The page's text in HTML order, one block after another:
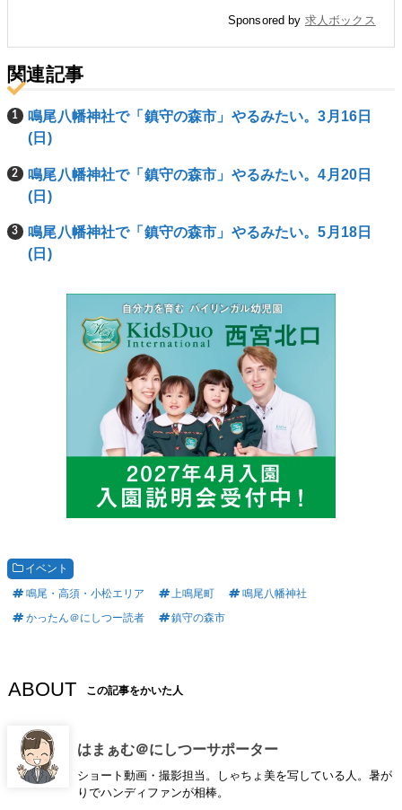
Sponsored by 求人ボックス
関連記事
鳴尾八幡神社で「鎮守の森市」やるみたい。3月16日
(日)
鳴尾八幡神社で「鎮守の森市」やるみたい。4月20日
(日)
鳴尾八幡神社で「鎮守の森市」やるみたい。5月18日
(日)
イベント
鳴尾・高須・小松エリア
上鳴尾町
鳴尾八幡神社
かったん＠にしつー読者
鎮守の森市
ABOUT この記事をかいた人
はまぁむ＠にしつーサポーター
ショート動画・撮影担当。しゃちょ美を写している人。暑が
りでハンディファンが相棒。